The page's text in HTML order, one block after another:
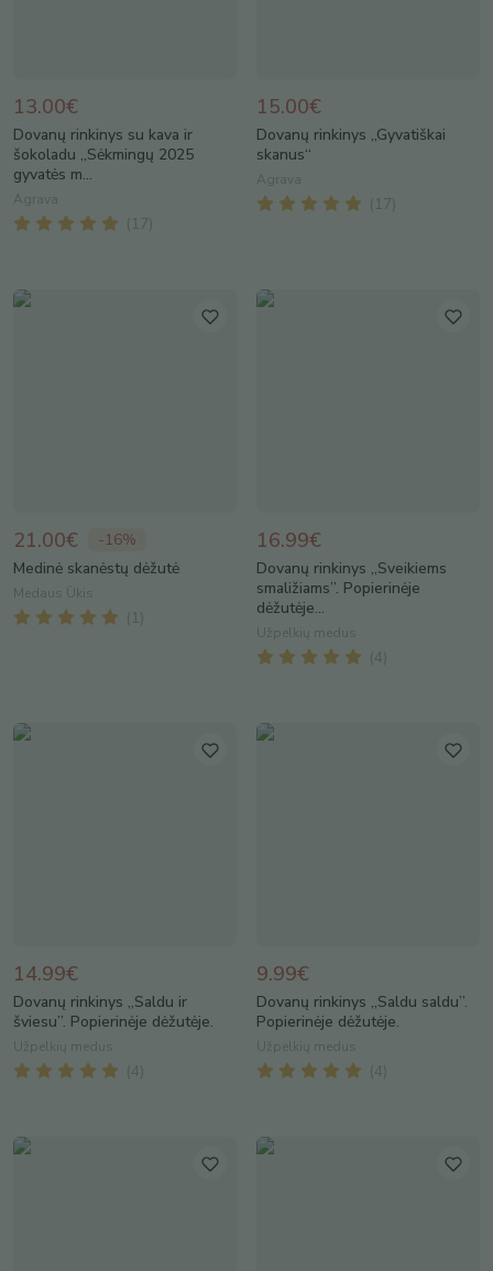
13.00€
Dovanų rinkinys su kava ir
šokoladu „Sėkmingų 2025
gyvatės m...
Agrava
( 17
15.00€
Dovanų rinkinys „Gyvatiškai
skanus“
Agrava
( 17
21.00€ -16%
Medinė skanėstų dėžutė
Medaus Ūkis
( 1
16.99€
Dovanų rinkinys „Sveikiems
smaližiams”. Popierinėje
dėžutėje...
Užpelkių medus
( 4
14.99€
Dovanų rinkinys „Saldu ir
šviesu”. Popierinėje dėžutėje.
Užpelkių medus
( 4
9.99€
Dovanų rinkinys „Saldu saldu”.
Popierinėje dėžutėje.
Užpelkių medus
( 4